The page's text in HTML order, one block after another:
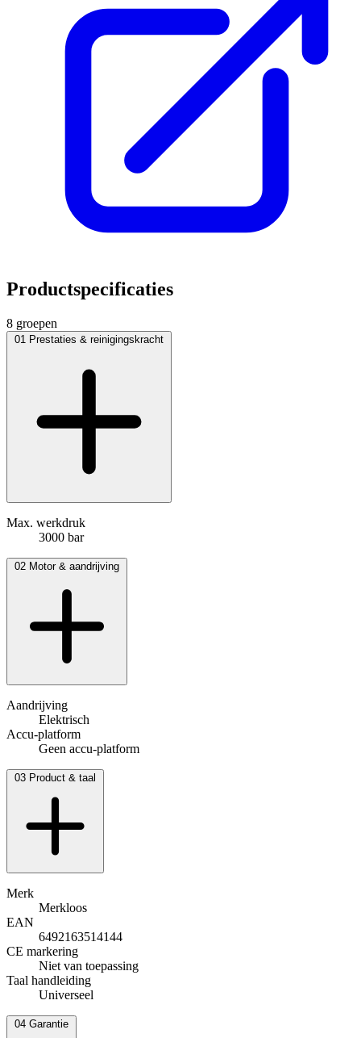
Productspecificaties
8 groepen
01 Prestaties & reinigingskracht
Max. werkdruk
3000 bar
02 Motor & aandrijving
Aandrijving
Elektrisch
Accu-platform
Geen accu-platform
03 Product & taal
Merk
Merkloos
EAN
6492163514144
CE markering
Niet van toepassing
Taal handleiding
Universeel
04 Garantie